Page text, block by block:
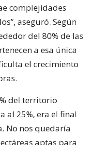
complejidades
aseguró. Según
del 80% de las
a esa única
el crecimiento
del territorio
al 25%, era el final
No nos quedaría
aptas para